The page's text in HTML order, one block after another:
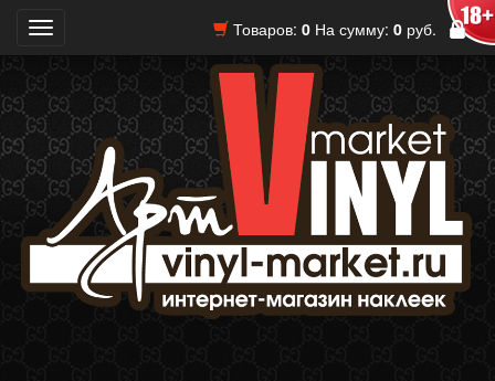
Товаров: 0 На сумму: 0 руб.
Toggle
navigation